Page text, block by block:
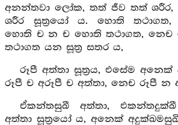
අනන්තවා ලෝක, තත් ජීව තත්
ශරීර සූත්‍රයෝ ය. හොති
හොති ච න ච හොති තථාගත,
තථාගත යන සූත්‍ර සතර ය,
රූපී අත්තා සූත්‍රය, එසේම අනෙක්
රූපී ච අරූපී ච අත්තා, නෙච රූපී න
ඒකන්තසුඛී අත්තා,
අත්තා සූත්‍රයෝ ය, අනෙක් අදුක්ඛමසුඛි